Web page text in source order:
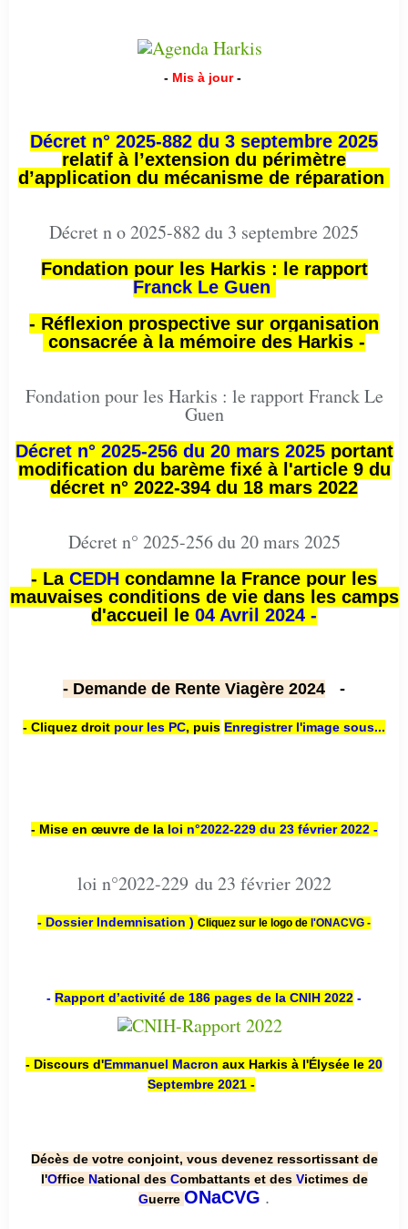
- Mis à jour -
Décret n° 2025-882 du 3 septembre 2025
relatif à l’extension du périmètre
d’application du mécanisme de réparation
Décret n o 2025-882 du 3 septembre 2025
Fondation pour les Harkis : le rapport
Franck Le Guen
- Réflexion prospective sur organisation
consacrée à la mémoire des Harkis -
Fondation pour les Harkis : le rapport Franck Le
Guen
Décret n° 2025-256 du 20 mars 2025portant
modification du barème fixé à l'article 9 du
décret n° 2022-394 du 18 mars 2022
Décret n° 2025-256 du 20 mars 2025
- La CEDH condamne la France pour les
mauvaises conditions de vie dans les camps
d'accueil le 04 Avril 2024 -
- Demande de Rente Viagère 2024 -
- Cliquez droit pour les PC, puis Enregistrer l'image sous...
- Mise en œuvre de la loi n°2022-229 du 23 février 2022 -
loi n°2022-229 du 23 février 2022
- Dossier Indemnisation ) Cliquez sur le logo de l'ONACVG -
- Rapport d’activité de 186 pages de la CNIH 2022 -
- Discours d'Emmanuel Macron aux Harkis à l'Élysée le 20
Septembre 2021 -
Décès de votre conjoint, vous devenez ressortissant de
l'Office National des Combattants et des Victimes de
Guerre ONaCVG .